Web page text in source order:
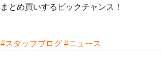
まとめ買いするビックチャンス！
#スタッフブログ #ニュース